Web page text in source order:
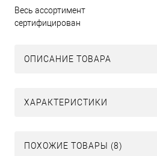
Весь ассортимент
сертифицирован
ОПИСАНИЕ ТОВАРА
ХАРАКТЕРИСТИКИ
ПОХОЖИЕ ТОВАРЫ (8)